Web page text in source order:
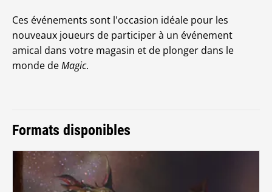
Ces événements sont l'occasion idéale pour les
nouveaux joueurs de participer à un événement
amical dans votre magasin et de plonger dans le
monde deMagic.
Formats disponibles